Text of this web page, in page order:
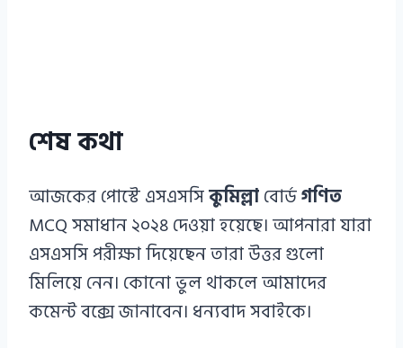
শেষ কথা
আজকের পোস্টে এসএসসিকুমিল্লাবোর্ডগণিত
MCQ সমাধান ২০২৪ দেওয়া হয়েছে। আপনারা যারা
এসএসসি পরীক্ষা দিয়েছেন তারা উত্তর গুলো
মিলিয়ে নেন। কোনো ভুল থাকলে আমাদের
কমেন্ট বক্সে জানাবেন। ধন্যবাদ সবাইকে।